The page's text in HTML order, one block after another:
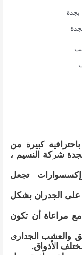
كبيرة من
شركة النسيم ،
تجعل
على الجدران بشكل
مراعاة أن تكون
والعشب الجدارى
الأذواق.